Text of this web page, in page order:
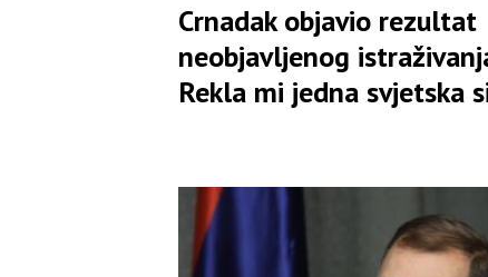
Crnadak objavio rezultat
neobjavljenog
Rekla mi jedna svjetska